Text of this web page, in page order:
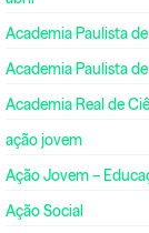
Academia Paulista
Academia Paulista
Academia Real de
ação jovem
Ação Jovem –
Ação Social